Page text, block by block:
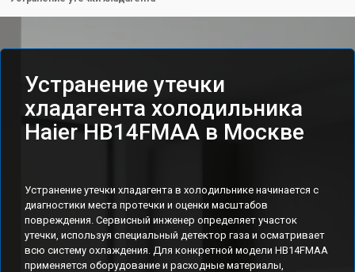
Устранение утечки
хладагента холодильника
Haier HB14FMAA в Москве
Устранение утечки хладагента в холодильнике начинается с
диагностики места протечки и оценки масштабов
повреждения. Сервисный инженер определяет участок
утечки, используя специальный детектор газа и осматривает
всю систему охлаждения. Для конкретной модели HB14FMAA
применяется оборудование и расходные материалы,